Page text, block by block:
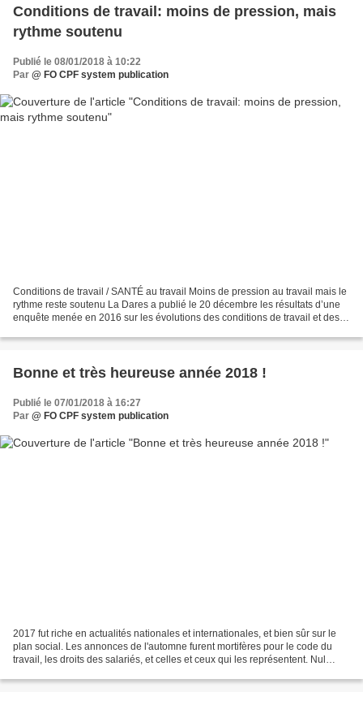
Conditions de travail: moins de pression, mais
rythme soutenu
Publié le 08/01/2018 à 10:22
Par @ FO CPF system publication
Conditions de travail / SANTÉ au travail Moins de pression au travail mais le
rythme reste soutenu La Dares a publié le 20 décembre les résultats d’une
enquête menée en 2016 sur les évolutions des conditions de travail et des
Bonne et très heureuse année 2018 !
Publié le 07/01/2018 à 16:27
Par @ FO CPF system publication
2017 fut riche en actualités nationales et internationales, et bien sûr sur le
plan social. Les annonces de l'automne furent mortifères pour le code du
travail, les droits des salariés, et celles et ceux qui les représentent. Nul